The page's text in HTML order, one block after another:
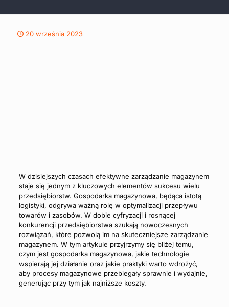
20 września 2023
W dzisiejszych czasach efektywne zarządzanie magazynem
staje się jednym z kluczowych elementów sukcesu wielu
przedsiębiorstw. Gospodarka magazynowa, będąca istotą
logistyki, odgrywa ważną rolę w optymalizacji przepływu
towarów i zasobów. W dobie cyfryzacji i rosnącej
konkurencji przedsiębiorstwa szukają nowoczesnych
rozwiązań, które pozwolą im na skuteczniejsze zarządzanie
magazynem. W tym artykule przyjrzymy się bliżej temu,
czym jest gospodarka magazynowa, jakie technologie
wspierają jej działanie oraz jakie praktyki warto wdrożyć,
aby procesy magazynowe przebiegały sprawnie i wydajnie,
generując przy tym jak najniższe koszty.